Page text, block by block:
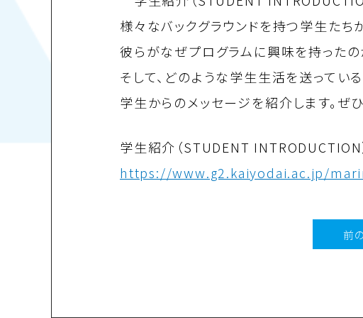
様々なバックグラウンドを持つ学生たち
彼らがなぜプログラムに興味を持ったの
そして、どのような学生生活を送っている
学生からのメッセージを紹介します。ぜひ
学生紹介（STUDENT INTRODUCTION
https://www.g2.kaiyodai.ac.jp/
前